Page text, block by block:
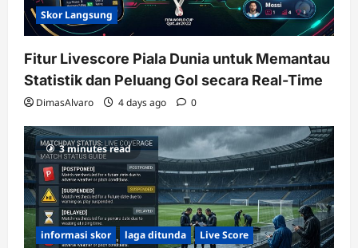
Skor Langsung
Fitur Livescore Piala Dunia untuk Memantau
Statistik dan Peluang Gol secara Real-Time
DimasAlvaro 4 days ago 0
3 minutes read
informasi skor laga ditunda
Live Score